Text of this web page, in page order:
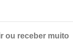
ou receber muito